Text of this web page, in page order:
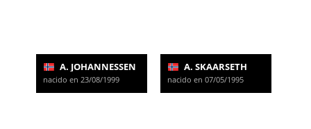
A. JOHANNESSEN
nacido en 23/08/1999
A. SKAARSETH
nacido en 07/05/1995